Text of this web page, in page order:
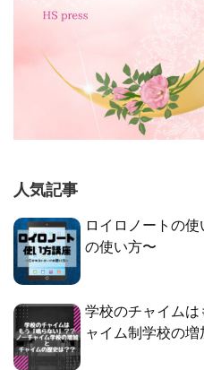
人気記事
ロイロノートの
の使い方〜
学校のチャイム
ャイム制学校の